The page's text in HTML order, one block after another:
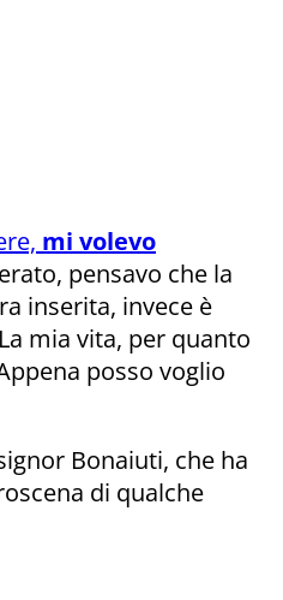
mi volevo
pensavo che la
inserita, invece è
mia vita, per quanto
posso voglio
Bonaiuti, che ha
di qualche